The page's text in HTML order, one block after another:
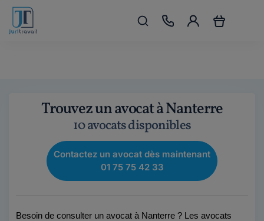
Trouvez un avocat à Nanterre
10 avocats disponibles
Contactez un avocat dès maintenant
01 75 75 42 33
Besoin de consulter un avocat à Nanterre ? Les avocats